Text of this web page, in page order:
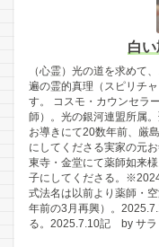
白
（心霊）光の道を求めて
遍の霊的真理（スピリチ
す。 コスモ・カウンセラ
師）。光の銀河連盟所属
お導きにて20数年前、厳
にしてくださる実家の元
東寺・金堂にて薬師如来
子にしてくださる。
式法名は以前より薬師・
年前の3月再興）。
る。2025.7.10記 by サラ